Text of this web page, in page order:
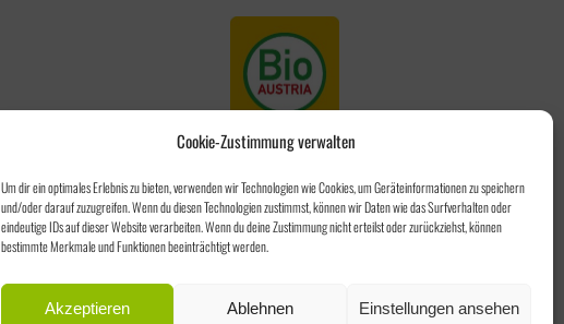
Cookie-Zustimmung verwalten
Um dir ein optimales Erlebnis zu bieten, verwenden wir Technologien wie Cookies, um Geräteinformationen zu speichern
und/oder darauf zuzugreifen. Wenn du diesen Technologien zustimmst, können wir Daten wie das Surfverhalten oder
eindeutige IDs auf dieser Website verarbeiten. Wenn du deine Zustimmung nicht erteilst oder zurückziehst, können
bestimmte Merkmale und Funktionen beeinträchtigt werden.
Akzeptieren Ablehnen Einstellungen ansehen